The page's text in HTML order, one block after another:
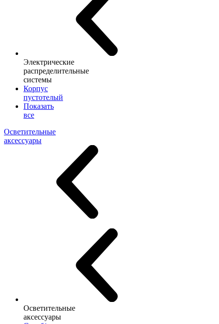
Электрические
распределительные
системы
Корпус
пустотелый
Показать
все
Осветительные
аксессуары
Осветительные
аксессуары